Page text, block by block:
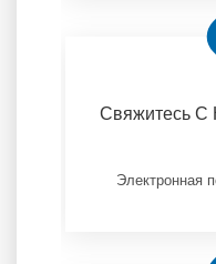
Свяжитесь С
Электронная